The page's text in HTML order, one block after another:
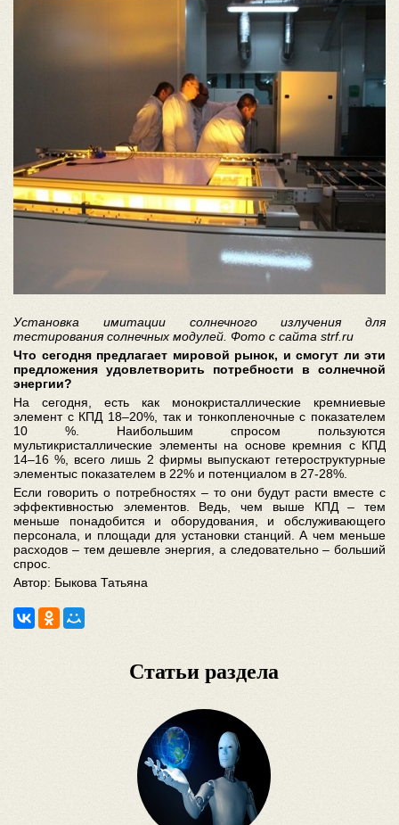
Установка имитации солнечного излучения для
тестирования солнечных модулей. Фото с сайта strf.ru
Что сегодня предлагает мировой рынок, и смогут ли эти
предложения удовлетворить потребности в солнечной
энергии?
На сегодня, есть как монокристаллические кремниевые
элемент с КПД 18–20%, так и тонкопленочные с показателем
10 %. Наибольшим спросом пользуются
мультикристаллические элементы на основе кремния с КПД
14–16 %, всего лишь 2 фирмы выпускают гетероструктурные
элементыс показателем в 22% и потенциалом в 27-28%.
Если говорить о потребностях – то они будут расти вместе с
эффективностью элементов. Ведь, чем выше КПД – тем
меньше понадобится и оборудования, и обслуживающего
персонала, и площади для установки станций. А чем меньше
расходов – тем дешевле энергия, а следовательно – больший
спрос.
Автор: Быкова Татьяна
Статьи раздела